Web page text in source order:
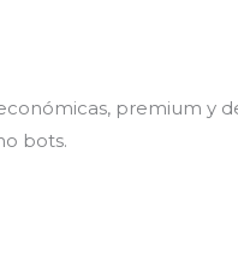
premium y
bots.